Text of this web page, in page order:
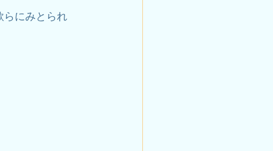
らにみとられ